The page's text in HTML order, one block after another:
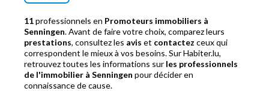
11professionnels en Promoteurs immobiliers à
Senningen. Avant de faire votre choix, comparez leurs
prestations, consultez les avis et contactez ceux qui
correspondent le mieux à vos besoins. Sur Habiter.lu,
retrouvez toutes les informations sur les professionnels
de l'immobilier à Senningen pour décider en
connaissance de cause.